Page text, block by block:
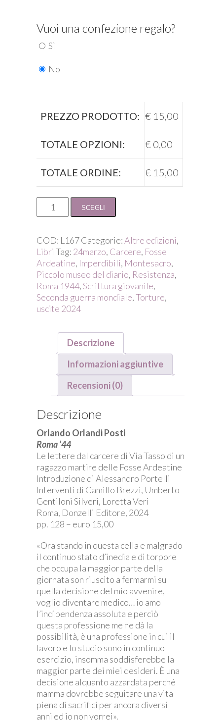
Vuoi una confezione regalo?
Sì
No
PREZZO PRODOTTO: € 15,00
TOTALE OPZIONI: € 0,00
TOTALE ORDINE: € 15,00
Orlando
Orlandi
/
Roma
'44
-
nuova
edizione
quantità
SCEGLI
COD: L167Categorie:Altre edizioni,
Libri Tag: 24marzo, Carcere, Fosse
Ardeatine, Imperdibili, Montesacro,
Piccolo museo del diario, Resistenza,
Roma 1944,Scrittura giovanile,
Seconda guerra mondiale,Torture,
uscite 2024
Descrizione
Informazioni aggiuntive
Recensioni (0)
Descrizione
Orlando Orlandi Posti
Roma ’44
Le lettere dal carcere di Via Tasso di un
ragazzo martire delle Fosse Ardeatine
Introduzione di Alessandro Portelli
Interventi di Camillo Brezzi, Umberto
Gentiloni Silveri, Loretta Veri
Roma, Donzelli Editore, 2024
pp. 128 – euro 15,00
«Ora stando in questa cella e malgrado
il continuo stato d’inedia e di torpore
che occupa la maggior parte della
giornata son riuscito a fermarmi su
quella decisione del mio avvenire,
voglio diventare medico… io amo
l’indipendenza assoluta e perciò
questa professione me ne dà la
possibilità, è una professione in cui il
lavoro e lo studio sono in continuo
esercizio, insomma soddisferebbe la
maggior parte dei miei desideri. È una
decisione alquanto azzardata perché
mamma dovrebbe seguitare una vita
piena di sacrifici per ancora diversi
anni ed io non vorrei».